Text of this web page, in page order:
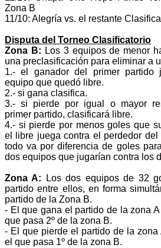
Zona B
11/10: Alegría vs. el restante
Disputa del Torneo Clasificatorio
Zona B: Los 3 equipos de menor
una preclasificación para eliminar a
1.- el ganador del primer partido
equipo que quedó libre.
2.- si gana clasifica.
3.- si pierde por igual o mayor
primer partido, clasificará libre.
4.- si pierde por menos goles que
el libre juega contra el perdedor del
todo va por diferencia de goles
dos equipos que jugarían contra los
Zona A:
Los dos equipos de 32
partido entre ellos, en forma
partido de la Zona B.
- El que gana el partido de la zona A
que pasa 2º de la zona B.
- El que pierde el partido de la zona
el que pasa 1º de la zona B.